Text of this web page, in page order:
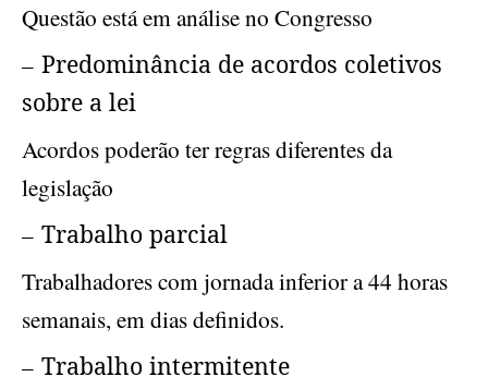
Questão está em análise no Congresso
– Predominância de acordos coletivos
sobre a lei
Acordos poderão ter regras diferentes da
legislação
– Trabalho parcial
Trabalhadores com jornada inferior a 44 horas
semanais, em dias definidos.
– Trabalho intermitente